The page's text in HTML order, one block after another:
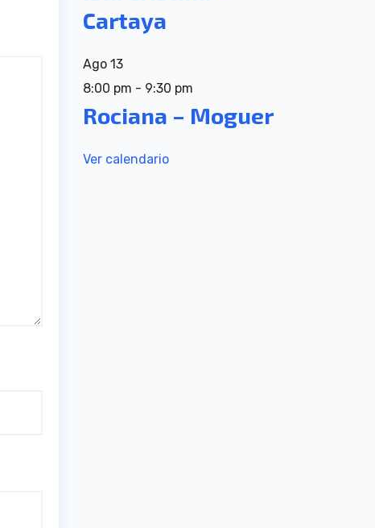
Cartaya
Ago 13
8:00 pm - 9:30 pm
Rociana – Moguer
Ver calendario